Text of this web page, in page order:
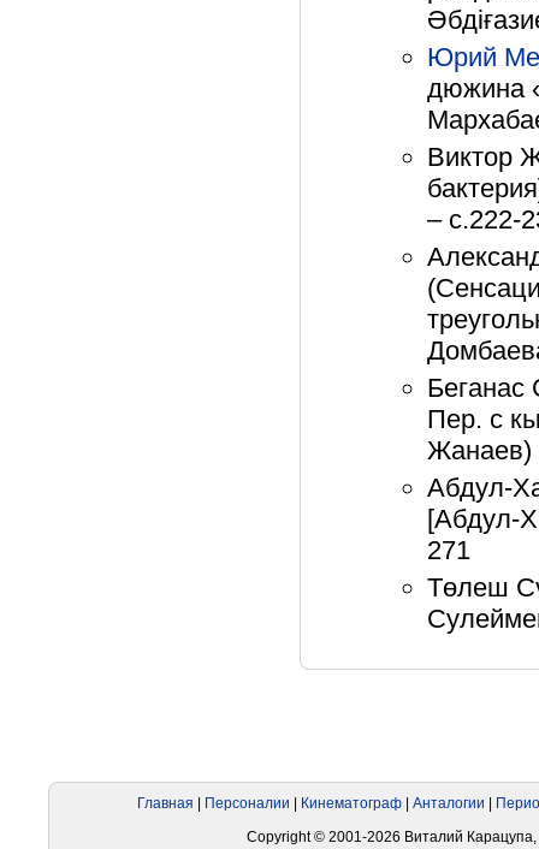
Юрий
дюжина
Виктор
– с.222-
Пер. с
Жанаев)
Абдул-
[Абдул-
271
Төлеш